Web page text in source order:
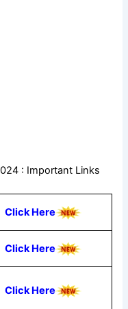
: Important Links
Click Here
Click Here
Click Here